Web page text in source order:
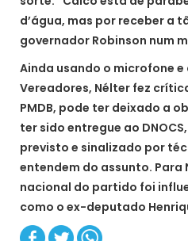
d’água, mas por receber a
governador Robinson num
Ainda usando o microfone
Vereadores, Nélter fez
PMDB, pode ter deixado a
ter sido entregue ao
previsto e sinalizado por
entendem do assunto. Para
nacional do partido foi
como o ex-deputado